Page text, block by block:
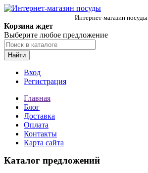
Интернет-магазин посуды
Корзина ждет
Выберите любое предложение
Найти
Вход
Регистрация
Главная
Блог
Доставка
Оплата
Контакты
Карта сайта
Каталог предложений